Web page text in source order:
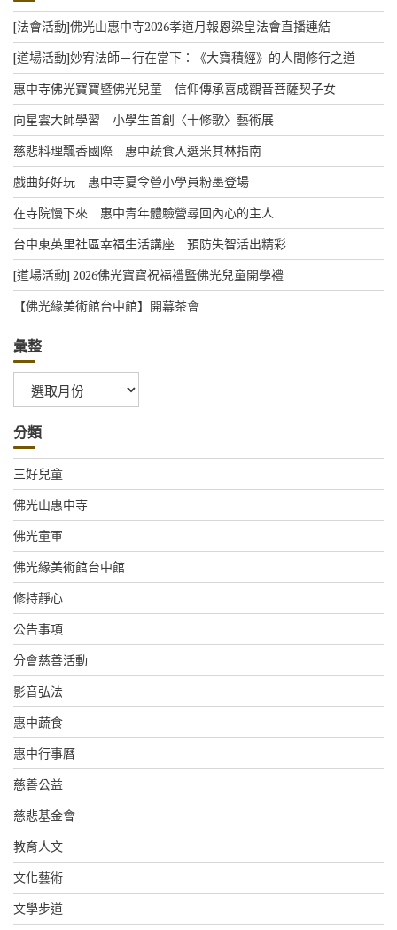
e
[法會活動]佛光山惠中寺2026孝道月報恩梁皇法會直播連結
[道場活動]妙宥法師－行在當下：《大寶積經》的人間修行之道
惠中寺佛光寶寶暨佛光兒童 信仰傳承喜成觀音菩薩契子女
向星雲大師學習 小學生首創〈十修歌〉藝術展
慈悲料理飄香國際 惠中蔬食入選米其林指南
戲曲好好玩 惠中寺夏令營小學員粉墨登場
在寺院慢下來 惠中青年體驗營尋回內心的主人
台中東英里社區幸福生活講座 預防失智活出精彩
[道場活動] 2026佛光寶寶祝福禮暨佛光兒童開學禮
【佛光緣美術館台中館】開幕茶會
彙整
整
分類
三好兒童
佛光山惠中寺
佛光童軍
佛光緣美術館台中館
修持靜心
公告事項
分會慈善活動
影音弘法
惠中蔬食
惠中行事曆
慈善公益
慈悲基金會
教育人文
文化藝術
文學步道